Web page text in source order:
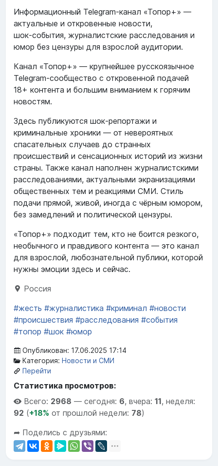
Информационный Telegram‑канал «Топор+» —
актуальные и откровенные новости,
шок‑события, журналистские расследования и
юмор без цензуры для взрослой аудитории.
Канал «Топор+» — крупнейшее русскоязычное
Telegram‑сообщество с откровенной подачей
18+ контента и большим вниманием к горячим
новостям.
Здесь публикуются шок‑репортажи и
криминальные хроники — от невероятных
спасательных случаев до странных
происшествий и сенсационных историй из жизни
страны. Также канал наполнен журналистскими
расследованиями, актуальными экранизациями
общественных тем и реакциями СМИ. Стиль
подачи прямой, живой, иногда с чёрным юмором,
без замедлений и политической цензуры.
«Топор+» подходит тем, кто не боится резкого,
необычного и правдивого контента — это канал
для взрослой, любознательной публики, которой
нужны эмоции здесь и сейчас.
Россия
#жесть #журналистика #криминал #новости
#происшествия #расследования #события
#топор #шок #юмор
Опубликован: 17.06.2025 17:14
Категория: Новости и СМИ
Перейти
Статистика просмотров:
Всего: 2968 — сегодня: 6, вчера: 11, неделя:
92 (+18% от прошлой недели: 78)
➦ Поделись с друзьями: